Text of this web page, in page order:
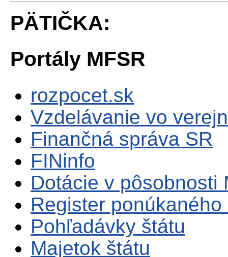
PÄTIČKA:
Portály MFSR
rozpocet.sk
Vzdelávanie vo
Finančná správa SR
FINinfo
Dotácie v pôsobnosti
Register
Pohľadávky štátu
Majetok štátu